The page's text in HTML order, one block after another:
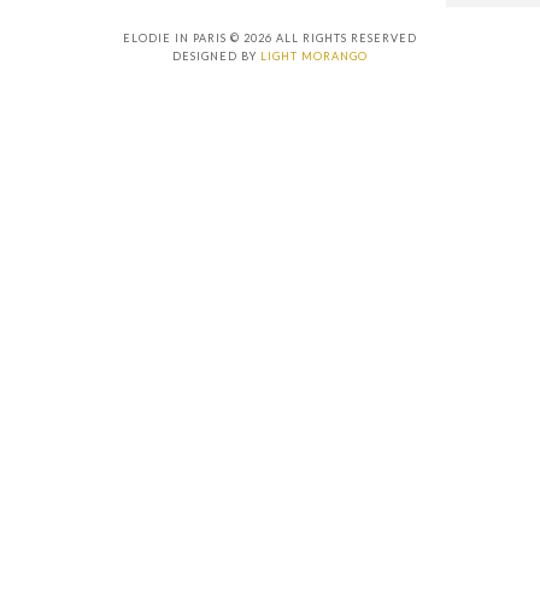
ELODIE IN PARIS © 2026 ALL RIGHTS RESERVED
DESIGNED BY LIGHT MORANGO